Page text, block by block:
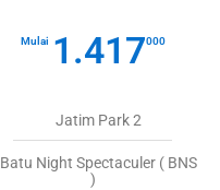
Mulai 1.417000
Jatim Park 2
Batu Night Spectaculer ( BNS
)